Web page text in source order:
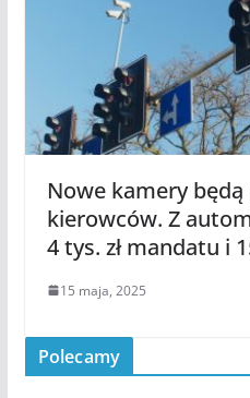
Nowe kamery
kierowców. Z
4 tys. zł mandatu i
15 maja, 2025
Polecamy